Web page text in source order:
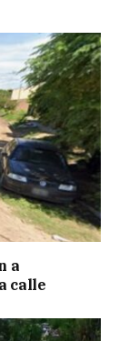
a
calle